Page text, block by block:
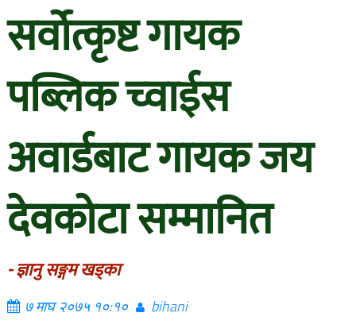
सर्वोत्कृष्ट गायक
पब्लिक च्वाईस
अवार्डबाट गायक जय
देवकोटा सम्मानित
- ज्ञानु सङ्गम खड्का
७ माघ २०७५ १०:१० bihani